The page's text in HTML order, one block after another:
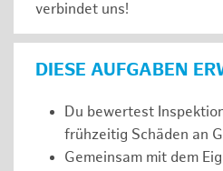
verbindet uns!
DIESE AUFGABEN
Du bewertest
frühzeitig Schäden an
Gemeinsam mit dem